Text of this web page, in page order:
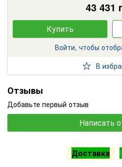
43 431
Купить
Войти, чтобы
В
Отзывы
Добавьте первый отзыв
Написать
Доставка